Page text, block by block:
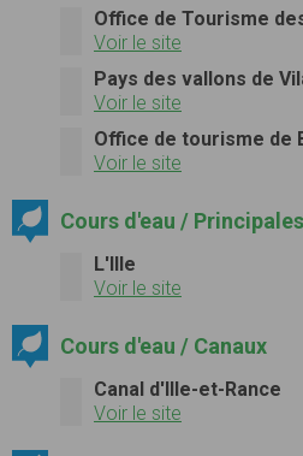
Office de Tourisme
Voir le site
Pays des vallons de
Voir le site
Office de tourisme de
Voir le site
Cours d'eau /
L'Ille
Voir le site
Cours d'eau / Canaux
Canal d'Ille-et-Rance
Voir le site